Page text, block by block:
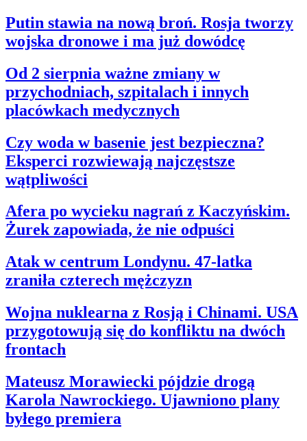
Putin stawia na nową broń. Rosja tworzy
wojska dronowe i ma już dowódcę
Od 2 sierpnia ważne zmiany w
przychodniach, szpitalach i innych
placówkach medycznych
Czy woda w basenie jest bezpieczna?
Eksperci rozwiewają najczęstsze
wątpliwości
Afera po wycieku nagrań z Kaczyńskim.
Żurek zapowiada, że nie odpuści
Atak w centrum Londynu. 47-latka
zraniła czterech mężczyzn
Wojna nuklearna z Rosją i Chinami. USA
przygotowują się do konfliktu na dwóch
frontach
Mateusz Morawiecki pójdzie drogą
Karola Nawrockiego. Ujawniono plany
byłego premiera